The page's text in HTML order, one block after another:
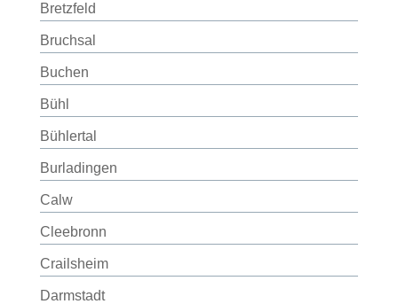
Bretzfeld
Bruchsal
Buchen
Bühl
Bühlertal
Burladingen
Calw
Cleebronn
Crailsheim
Darmstadt